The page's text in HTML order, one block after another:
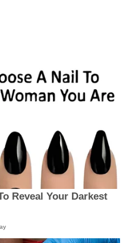
Reveal Your Darkest